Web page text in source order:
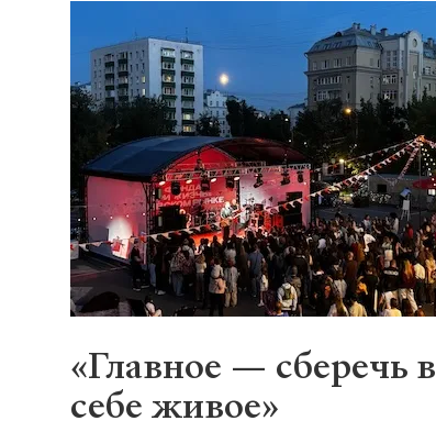
«Главное — сберечь в
себе живое»